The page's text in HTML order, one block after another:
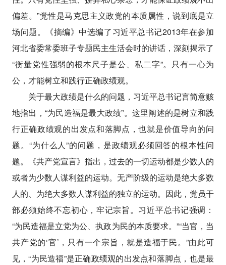
偏差。”党性是马克思主义政党的本质属性，说到底是立
场问题。《摘编》中选编了习近平总书记2013年在参加
河北省委常委班子专题民主生活会时的讲话，深刻揭示了
“衡量党性强弱的根本尺子是公、私二字”。只有一心为
公，才能树立和践行正确政绩观。
关于最大政绩是什么的问题，习近平总书记言简意赅
地指出，“为民造福是最大政绩”。这里阐述的是树立和践
行正确政绩观的出发点和落脚点，也就是价值导向的问
题。“为什么人”的问题，是政绩观必须回答的根本性问
题。《共产党宣言》指出，过去的一切运动都是少数人的
或者为少数人谋利益的运动。无产阶级的运动是绝大多数
人的、为绝大多数人谋利益的独立的运动。因此，党员干
部必须始终不忘初心，牢记宗旨。习近平总书记强调：
“为民造福是立党为公、执政为民的本质要求。”“当官，当
共产党的‘官’，只有一个宗旨，就是造福于民。”由此可
见，“为民造福”是正确政绩观的出发点和落脚点，也是最